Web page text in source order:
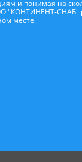
и понимая на
"КОНТИНЕНТ-
месте.